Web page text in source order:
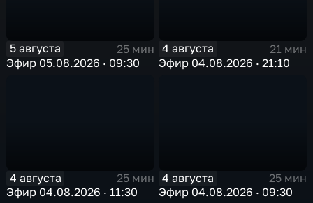
5 августа
25 мин
Эфир 05.08.2026 · 09:30
4 августа
21 мин
Эфир 04.08.2026 · 21:10
4 августа
25 мин
Эфир 04.08.2026 · 11:30
4 августа
25 мин
Эфир 04.08.2026 · 09:30